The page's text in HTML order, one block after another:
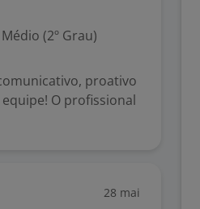
(2º Grau)
proativo
O profissional
28 mai